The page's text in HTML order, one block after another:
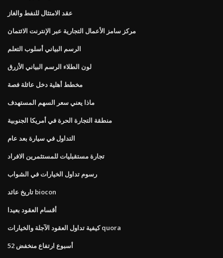
عقد الامتثال للنفط والغاز
مركز سامز الأعمال التجارية عبر الإنترنت الائتمان
الرسم البياني أسلوب التعلم
لون الطلاء الرسم البياني الأزرق
مخطط أهلية دخل عائلة فصة
ماذا يعني سعر السهم المستهدف
منطقة التجارة الحرة في أمريكا الجنوبية
التداول في سيارة بعد عام
تجارة مستقبليات للمستثمرين الافراد
رسوم تداول الخيارات في الشواب
تاريخ عائد biocon
أقسام العقود بعيدا
كيفية تداول العقود الآجلة والخيارات quora
52 أسبوع ارتفاع منخفض